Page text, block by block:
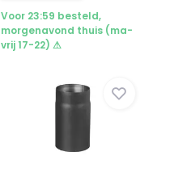
Voor 23:59 besteld,
morgenavond thuis (ma-
vrij 17-22) ⚠